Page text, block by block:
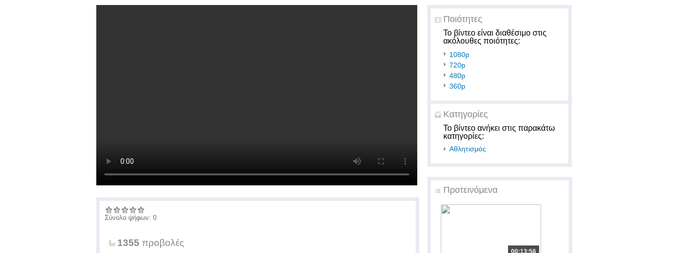
Ποιότητες
Το βίντεο είναι διαθέσιμο στις
ακόλουθες ποιότητες:
1080p
720p
480p
360p
Κατηγορίες
Το βίντεο ανήκει στις παρακάτω
κατηγορίες:
Αθλητισμός
Προτεινόμενα
00:13:56
Σύνολο ψήφων: 0
1355 προβολές